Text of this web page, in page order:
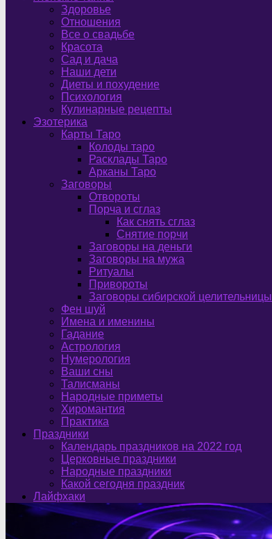
Здоровье
Отношения
Все о свадьбе
Красота
Сад и дача
Наши дети
Диеты и похудение
Психология
Кулинарные рецепты
Эзотерика
Карты Таро
Колоды таро
Расклады Таро
Арканы Таро
Заговоры
Отвороты
Порча и сглаз
Как снять сглаз
Снятие порчи
Заговоры на деньги
Заговоры на мужа
Ритуалы
Привороты
Заговоры сибирской целительницы
Фен шуй
Имена и именины
Гадание
Астрология
Нумерология
Ваши сны
Талисманы
Народные приметы
Хиромантия
Практика
Праздники
Календарь праздников на 2022 год
Церковные праздники
Народные праздники
Какой сегодня праздник
Лайфхаки